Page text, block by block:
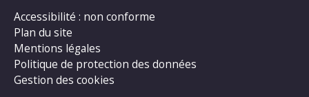
Accessibilité : non conforme
Plan du site
Mentions légales
Politique de protection des données
Gestion des cookies